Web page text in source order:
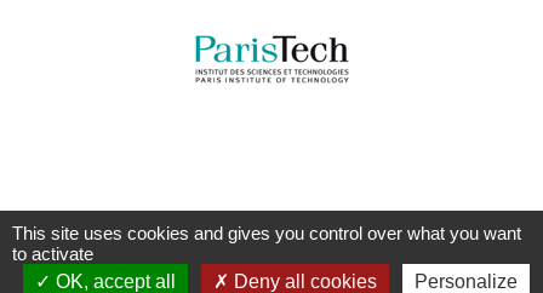
This site uses cookies and gives you control over what you want
to activate
OK, accept all
Deny all cookies Personalize